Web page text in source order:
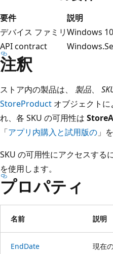
要件
説明
デバイス ファミリWindows
API contract
注釈
ストア内の製品は、 製品、
StoreProduct オブジェクト
れ、各 SKU の可用性は
「アプリ内購入と試用版の 」
SKU の可用性にアクセスする
を使用します。
プロパティ
名前 説明
EndDate 現在